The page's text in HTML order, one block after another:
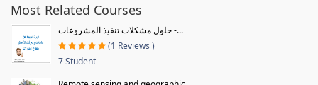
Most Related Courses
حلول مشكلات تنفيذ المشروعات -...
(1 Reviews )
7 Student